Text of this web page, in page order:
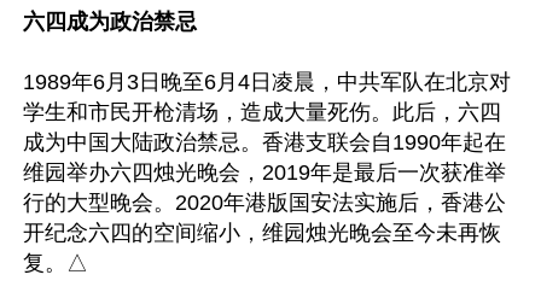
六四成为政治禁忌
1989年6月3日晚至6月4日凌晨，中共军队在北京对
学生和市民开枪清场，造成大量死伤。此后，六四
成为中国大陆政治禁忌。香港支联会自1990年起在
维园举办六四烛光晚会，2019年是最后一次获准举
行的大型晚会。2020年港版国安法实施后，香港公
开纪念六四的空间缩小，维园烛光晚会至今未再恢